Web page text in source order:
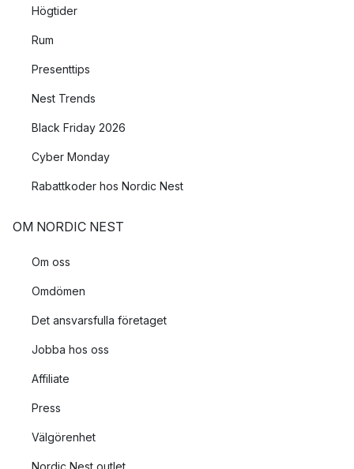
Högtider
Rum
Presenttips
Nest Trends
Black Friday 2026
Cyber Monday
Rabattkoder hos Nordic Nest
OM NORDIC NEST
Om oss
Omdömen
Det ansvarsfulla företaget
Jobba hos oss
Affiliate
Press
Välgörenhet
Nordic Nest outlet